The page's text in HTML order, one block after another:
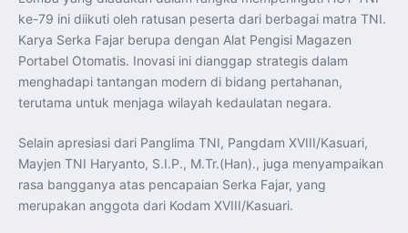
Indonesia Dorong ASEAN dan Uni Eropa Perkuat
Stabilitas Global melalui Kemitraan Strategis
Menlu RI Dorong Kemitraan Ekonomi ASEAN–Korea
Selatan untuk Perkuat Ketahanan Kawasan
Kemitraan ASEAN–Kanada Perkuat Ketahanan Ekonomi,
Pangan, dan Energi Kawasan
ASEAN dan India Perkuat Ketahanan Kawasan lewat
Kerja Sama Maritim, Ekonomi, dan Kesehatan
BI Pertahankan BI-Rate 5,75 Persen untuk Jaga
Kepala BGN Sudaryono Tegaskan Komitmen Perkuat
Transparansi dan Akuntabilitas Program Makan Bergizi
Gratis
Presiden Prabowo Resmi Lantik Sudaryono sebagai
Kepala Badan Gizi Nasional
Presiden Prabowo Lantik Sudaryono sebagai Kepala
Badan Gizi Nasional
ke-79 ini diikuti oleh ratusan peserta dari berbagai matra TNI.
Karya Serka Fajar berupa dengan Alat Pengisi Magazen
Portabel Otomatis. Inovasi ini dianggap strategis dalam
menghadapi tantangan modern di bidang pertahanan,
terutama untuk menjaga wilayah kedaulatan negara.
Selain apresiasi dari Panglima TNI, Pangdam XVIII/Kasuari,
Mayjen TNI Haryanto, S.I.P., M.Tr.(Han)., juga menyampaikan
rasa bangganya atas pencapaian Serka Fajar, yang
merupakan anggota dari Kodam XVIII/Kasuari.